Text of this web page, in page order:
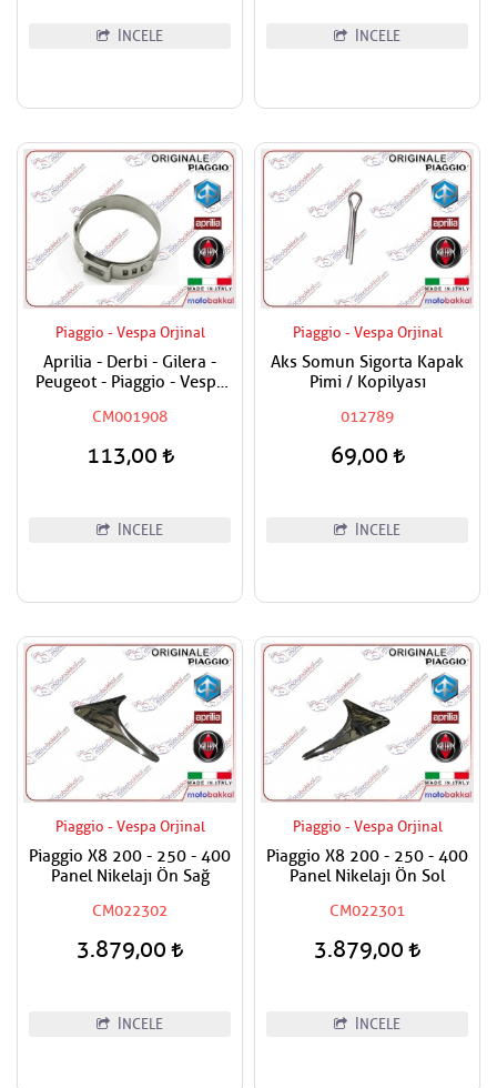
İNCELE İNCELE
Piaggio - Vespa Orjinal
Aprilia - Derbi - Gilera -
Peugeot - Piaggio - Vespa
Kelepçesi
CM001908
113,00
İNCELE
Piaggio - Vespa Orjinal
Aks Somun Sigorta Kapak
Pimi / Kopilyası
012789
69,00
İNCELE
Piaggio - Vespa Orjinal
Piaggio X8 200 - 250 - 400
Panel Nikelajı Ön Sağ
CM022302
3.879,00
İNCELE
Piaggio - Vespa Orjinal
Piaggio X8 200 - 250 - 400
Panel Nikelajı Ön Sol
CM022301
3.879,00
İNCELE